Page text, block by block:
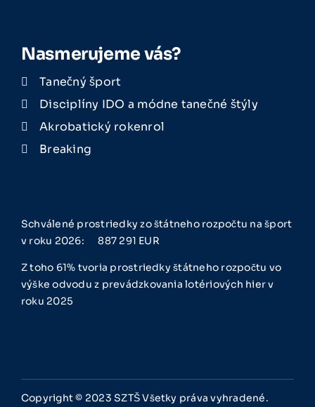
Nasmerujeme vás?
Tanečný šport
Disciplíny IDO a módne tanečné štýly
Akrobatický rokenrol
Breaking
Schválené prostriedky zo štátneho rozpočtu na šport
v roku 2026: 887 291 EUR
Z toho 61% tvoria prostriedky štátneho rozpočtu vo
výške odvodu z prevádzkovania lotériových hier v
roku 2025
Copyright © 2023 SZTŠ Všetky práva vyhradené.